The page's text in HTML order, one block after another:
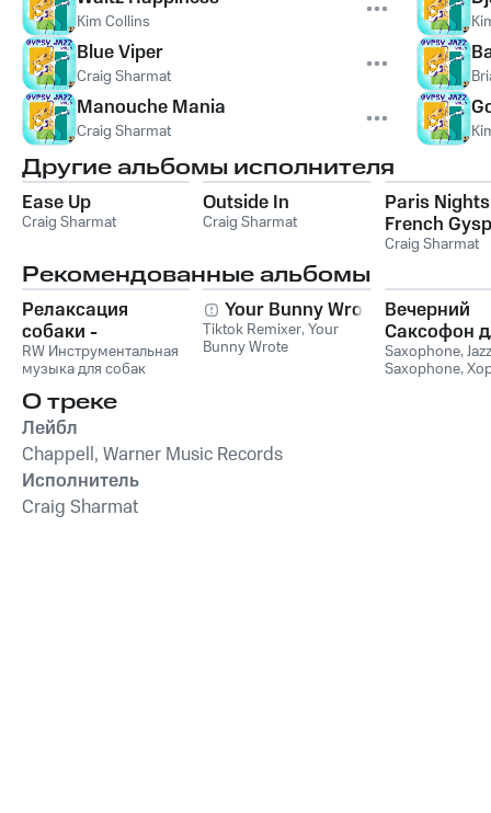
Kim Collins
Blue Viper
Craig Sharmat
Manouche Mania
Craig Sharmat
Другие альбомы исполнителя
Ease Up
Craig Sharmat
Outside In
Craig Sharmat
Paris
French
Craig Sharmat
Рекомендованные альбомы
Релаксация
собаки -
Расслабляющая
музыка для собак,
успокаивающие и
успокаивающие
звуки для
животных,
антистрессовая
терапия,
RW Инструментальная
музыка для собак
Your Bunny Wrote
Tiktok Remixer,Your
Bunny Wrote
Вечерний
Саксофон
Души
Лаунж)
Saxophone,Jazz
Saxophone,
О треке
Лейбл
Chappell, Warner Music Records
Исполнитель
Craig Sharmat